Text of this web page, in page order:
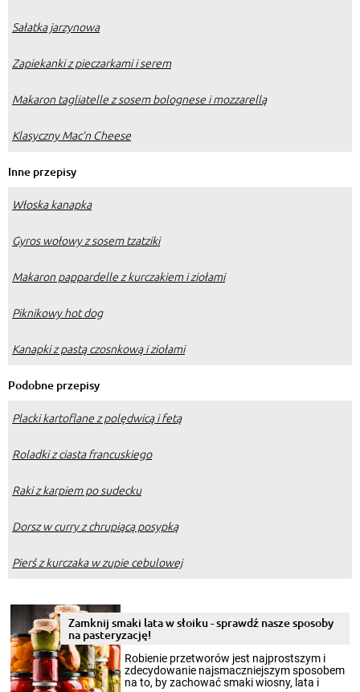
Sałatka jarzynowa
Zapiekanki z pieczarkami i serem
Makaron tagliatelle z sosem bolognese i mozzarellą
Klasyczny Mac’n Cheese
Inne przepisy
Włoska kanapka
Gyros wołowy z sosem tzatziki
Makaron pappardelle z kurczakiem i ziołami
Piknikowy hot dog
Kanapki z pastą czosnkową i ziołami
Podobne przepisy
Placki kartoflane z polędwicą i fetą
Roladki z ciasta francuskiego
Raki z karpiem po sudecku
Dorsz w curry z chrupiącą posypką
Pierś z kurczaka w zupie cebulowej
Zamknij smaki lata w słoiku - sprawdź nasze sposoby
na pasteryzację!
Robienie przetworów jest najprostszym i
zdecydowanie najsmaczniejszym sposobem
na to, by zachować smaki wiosny, lata i